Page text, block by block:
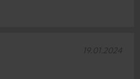
19.01.2024